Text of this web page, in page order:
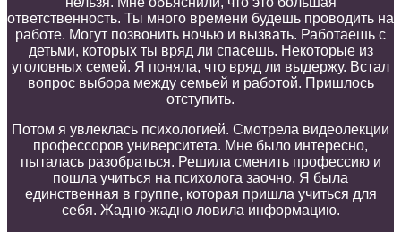
ответственность. Ты много времени будешь проводить на
работе. Могут позвонить ночью и вызвать. Работаешь с
детьми, которых ты вряд ли спасешь. Некоторые из
уголовных семей. Я поняла, что вряд ли выдержу. Встал
вопрос выбора между семьей и работой. Пришлось
отступить.
Потом я увлеклась психологией. Смотрела видеолекции
профессоров университета. Мне было интересно,
пыталась разобраться. Решила сменить профессию и
пошла учиться на психолога заочно. Я была
единственная в группе, которая пришла учиться для
себя. Жадно-жадно ловила информацию.